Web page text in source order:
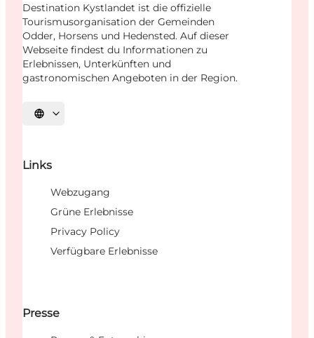
Destination Kystlandet ist die offizielle
Tourismusorganisation der Gemeinden
Odder, Horsens und Hedensted. Auf dieser
Webseite findest du Informationen zu
Erlebnissen, Unterkünften und
gastronomischen Angeboten in der Region.
Sprache auswählen
Links
Webzugang
Grüne Erlebnisse
Privacy Policy
Verfügbare Erlebnisse
Presse